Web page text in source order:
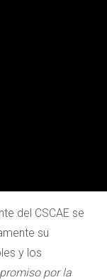
del CSCAE se
su
y los
por la